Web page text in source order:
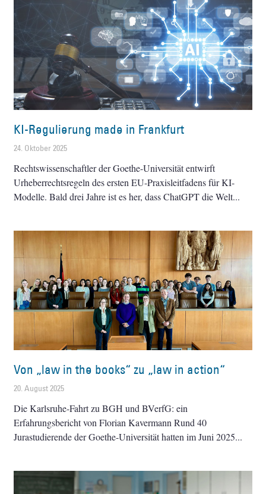
KI-Regulierung made in Frankfurt
24. Oktober 2025
Rechtswissenschaftler der Goethe-Universität entwirft
Urheberrechtsregeln des ersten EU-Praxisleitfadens für KI-
Modelle. Bald drei Jahre ist es her, dass ChatGPT die Welt
Von „law in the books“ zu „law in action“
20. August 2025
Die Karlsruhe-Fahrt zu BGH und BVerfG: ein
Erfahrungsbericht von Florian Kavermann Rund 40
Jurastudierende der Goethe-Universität hatten im Juni 2025